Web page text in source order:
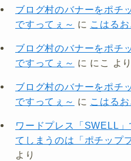
ブログ村のバナーをポチ
ですってぇ～ に こはるお
ブログ村のバナーをポチ
ですってぇ～ に にこ より
ブログ村のバナーをポチ
ですってぇ～ に こはるお
ワードプレス「SWELL
てしまうのは「ポチップ
より